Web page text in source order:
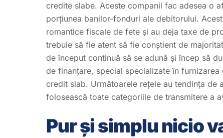
credite slabe. Aceste companii fac adesea o
porțiunea banilor-fonduri ale debitorului.
romantice fiscale de fete și au deja taxe de
trebuie să fie atent să fie conștient de
de început continuă să se adună și încep să
de finanțare, special specializate în
credit slab. Următoarele rețele au tendința de
folosească toate categoriile de transmitere a
Pur și simplu nicio